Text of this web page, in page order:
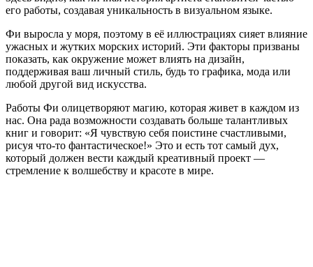
его работы, создавая уникальность в визуальном языке.
Фи выросла у моря, поэтому в её иллюстрациях сияет влияние
ужасных и жутких морских историй. Эти факторы призваны
показать, как окружение может влиять на дизайн,
поддерживая ваш личный стиль, будь то графика, мода или
любой другой вид искусства.
Работы Фи олицетворяют магию, которая живет в каждом из
нас. Она рада возможности создавать больше талантливых
книг и говорит: «Я чувствую себя поистине счастливыми,
рисуя что-то фантастическое!» Это и есть тот самый дух,
который должен вести каждый креативный проект —
стремление к волшебству и красоте в мире.